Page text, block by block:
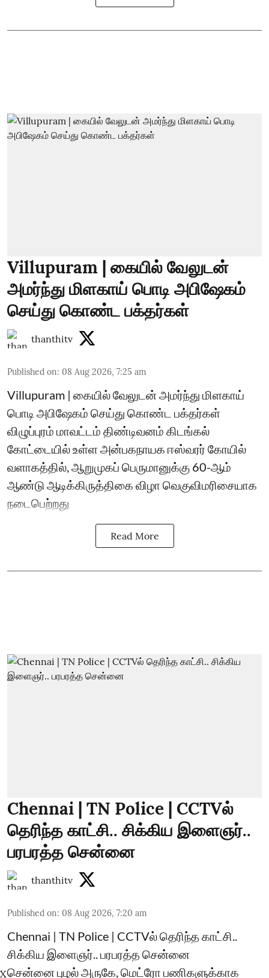
Villupuram | கையில் வேலுடன்
அமர்ந்து மிளகாய் பொடி அபிஷேகம்
செய்து கொண்ட பக்தர்கள்
thanthitv
Published on: 08 Aug 2026, 7:25 am
Villupuram | கையில் வேலுடன் அமர்ந்து மிளகாய்
பொடி அபிஷேகம் செய்து கொண்ட பக்தர்கள்
விழுப்புரம் மாவட்டம் திண்டிவனம் கிடங்கல்
கோட்டையில் உள்ள அன்பகநாயக ஈஸ்வரர் கோயில்
வளாகத்தில், ஆறுமுகப் பெருமானுக்கு 60-ஆம்
ஆண்டு ஆடிக்கிருத்திகை விழா வெகுவிமரிசையாக
நடைபெற்றது
Read More
Chennai | TN Police | CCTVல்
தெரிந்த காட்சி.. சிக்கிய இளைஞர்..
பரபரத்த சென்னை
thanthitv
Published on: 08 Aug 2026, 7:20 am
Chennai | TN Police | CCTVல் தெரிந்த காட்சி..
சிக்கிய இளைஞர்.. பரபரத்த சென்னை
சென்னை புழல் அருகே, மெட்ரோ பணிகளுக்காக
X